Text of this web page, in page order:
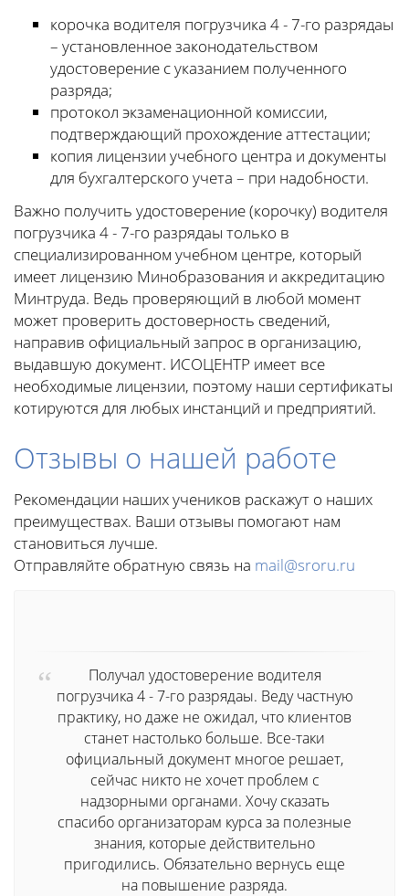
корочка водителя погрузчика 4 - 7-го разрядаы
– установленное законодательством
удостоверение с указанием полученного
разряда;
протокол экзаменационной комиссии,
подтверждающий прохождение аттестации;
копия лицензии учебного центра и документы
для бухгалтерского учета – при надобности.
Важно получить удостоверение (корочку) водителя
погрузчика 4 - 7-го разрядаы только в
специализированном учебном центре, который
имеет лицензию Минобразования и аккредитацию
Минтруда. Ведь проверяющий в любой момент
может проверить достоверность сведений,
направив официальный запрос в организацию,
выдавшую документ. ИСОЦЕНТР имеет все
необходимые лицензии, поэтому наши сертификаты
котируются для любых инстанций и предприятий.
Отзывы о нашей работе
Рекомендации наших учеников раскажут о наших
преимуществах. Ваши отзывы помогают нам
становиться лучше.
Отправляйте обратную связь на mail@sroru.ru
Получал удостоверение водителя
погрузчика 4 - 7-го разрядаы. Веду частную
практику, но даже не ожидал, что клиентов
станет настолько больше. Все-таки
официальный документ многое решает,
сейчас никто не хочет проблем с
надзорными органами. Хочу сказать
спасибо организаторам курса за полезные
знания, которые действительно
пригодились. Обязательно вернусь еще
на повышение разряда.